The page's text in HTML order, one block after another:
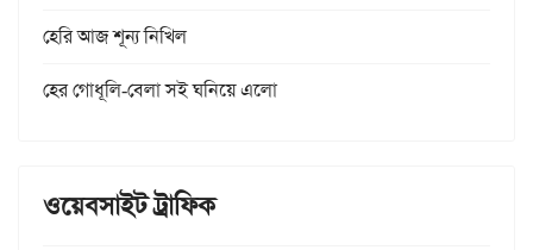
হেরি আজ শূন্য নিখিল
হের গোধূলি-বেলা সই ঘনিয়ে এলো
ওয়েবসাইট ট্রাফিক